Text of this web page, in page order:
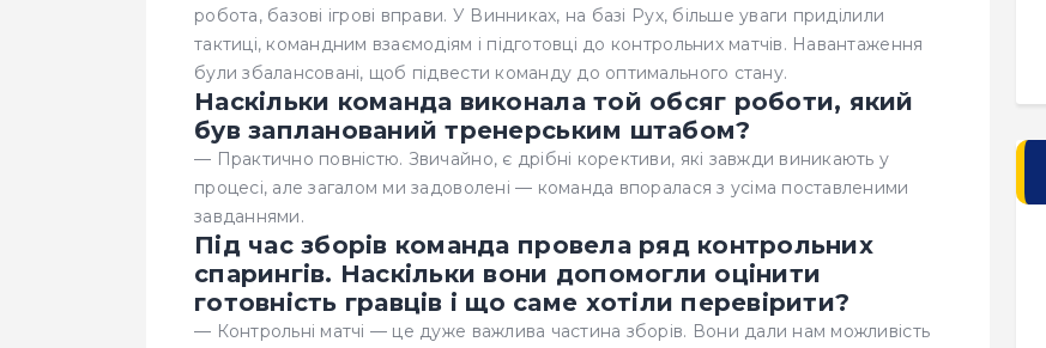
робота, базові ігрові вправи. У Винниках, на базі Рух, більше уваги приділили
тактиці, командним взаємодіям і підготовці до контрольних матчів. Навантаження
були збалансовані, щоб підвести команду до оптимального стану.
Наскільки команда виконала той обсяг роботи, який
був запланований тренерським штабом?
— Практично повністю. Звичайно, є дрібні корективи, які завжди виникають у
процесі, але загалом ми задоволені — команда впоралася з усіма поставленими
завданнями.
Під час зборів команда провела ряд контрольних
спарингів. Наскільки вони допомогли оцінити
готовність гравців і що саме хотіли перевірити?
— Контрольні матчі — це дуже важлива частина зборів. Вони дали нам можливість